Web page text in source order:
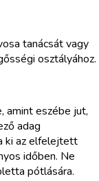
tanácsát vagy
osztályához.
amint eszébe jut,
adag
ki az elfelejtett
időben. Ne
pótlására.